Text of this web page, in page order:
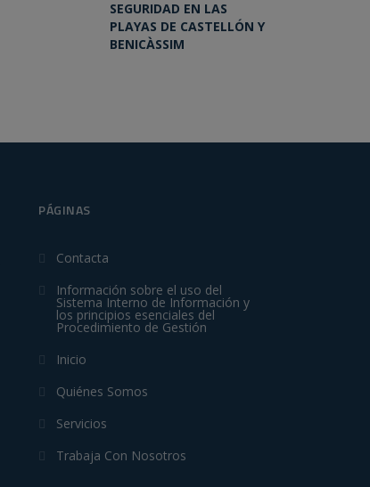
SEGURIDAD EN LAS
PLAYAS DE CASTELLÓN Y
BENICÀSSIM
PÁGINAS
Contacta
Información sobre el uso del
Sistema Interno de Información y
los principios esenciales del
Procedimiento de Gestión
Inicio
Quiénes Somos
Servicios
Trabaja Con Nosotros